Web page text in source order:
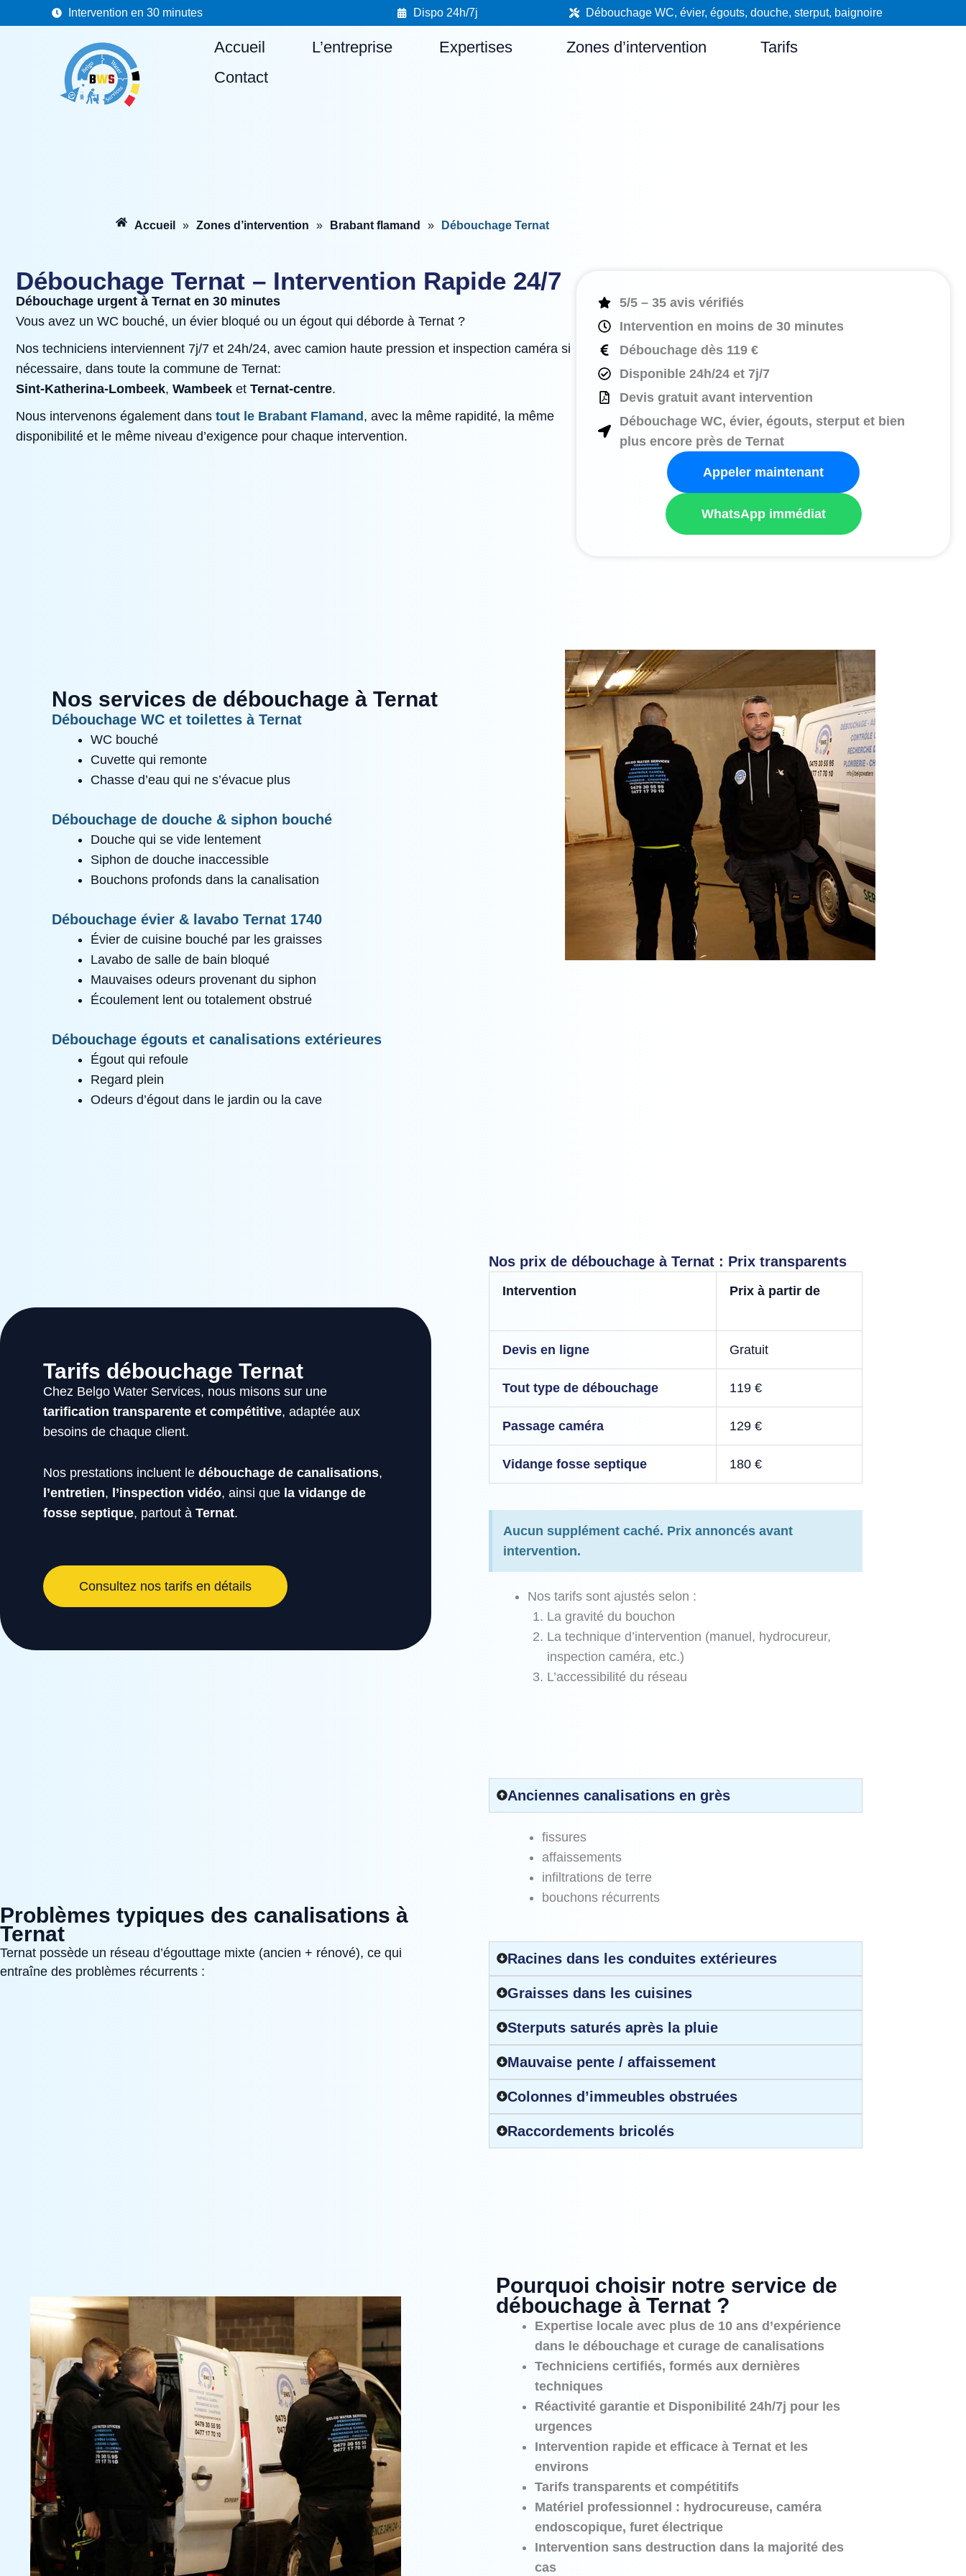
au
Intervention en 30 minutes Dispo 24h/7j Débouchage WC, évier, égouts, douche, sterput, baignoire
Accueil L’entreprise Expertises Zones d’intervention
Tarifs
Contact
Accueil » Zones d’intervention » Brabant flamand » Débouchage Ternat
Débouchage Ternat – Intervention Rapide 24/7
Débouchage urgent à Ternat en 30 minutes
Vous avez un WC bouché, un évier bloqué ou un égout qui déborde à Ternat ?
Nos techniciens interviennent 7j/7 et 24h/24, avec camion haute pression et inspection caméra si
nécessaire, dans toute la commune de Ternat:
Sint‑Katherina‑Lombeek, Wambeek et Ternat‑centre.
Nous intervenons également dans tout le Brabant Flamand, avec la même rapidité, la même
disponibilité et le même niveau d’exigence pour chaque intervention.
5/5 – 35 avis vérifiés
Intervention en moins de 30 minutes
Débouchage dès 119 €
Disponible 24h/24 et 7j/7
Devis gratuit avant intervention
Débouchage WC, évier, égouts, sterput et bien
plus encore près de Ternat
Appeler maintenant
WhatsApp immédiat
Nos services de débouchage à Ternat
Débouchage WC et toilettes à Ternat
WC bouché
Cuvette qui remonte
Chasse d’eau qui ne s’évacue plus
Débouchage de douche & siphon bouché
Douche qui se vide lentement
Siphon de douche inaccessible
Bouchons profonds dans la canalisation
Débouchage évier & lavabo Ternat 1740
Évier de cuisine bouché par les graisses
Lavabo de salle de bain bloqué
Mauvaises odeurs provenant du siphon
Écoulement lent ou totalement obstrué
Débouchage égouts et canalisations extérieures
Égout qui refoule
Regard plein
Odeurs d’égout dans le jardin ou la cave
Tarifs débouchage Ternat
Chez Belgo Water Services, nous misons sur une
tarification transparente et compétitive, adaptée aux
besoins de chaque client.
Nos prestations incluent le débouchage de canalisations,
l’entretien, l’inspection vidéo, ainsi que la vidange de
fosse septique, partout à Ternat.
Consultez nos tarifs en détails
Nos prix de débouchage à Ternat : Prix transparents
Intervention Prix à partir de
Devis en ligne Gratuit
Tout type de débouchage 119 €
Passage caméra 129 €
Vidange fosse septique 180 €
Aucun supplément caché. Prix annoncés avant
intervention.
Nos tarifs sont ajustés selon :
La gravité du bouchon
La technique d’intervention (manuel, hydrocureur,
inspection caméra, etc.)
L’accessibilité du réseau
Problèmes typiques des canalisations à
Ternat
Ternat possède un réseau d’égouttage mixte (ancien + rénové), ce qui
entraîne des problèmes récurrents :
Anciennes canalisations en grès
fissures
affaissements
infiltrations de terre
bouchons récurrents
Racines dans les conduites extérieures
Graisses dans les cuisines
Sterputs saturés après la pluie
Mauvaise pente / affaissement
Colonnes d’immeubles obstruées
Raccordements bricolés
Pourquoi choisir notre service de
débouchage à Ternat ?
Expertise locale avec plus de 10 ans d’expérience
dans le débouchage et curage de canalisations
Techniciens certifiés, formés aux dernières
techniques
Réactivité garantie et Disponibilité 24h/7j pour les
urgences
Intervention rapide et efficace à Ternat et les
environs
Tarifs transparents et compétitifs
Matériel professionnel : hydrocureuse, caméra
endoscopique, furet électrique
Intervention sans destruction dans la majorité des
cas